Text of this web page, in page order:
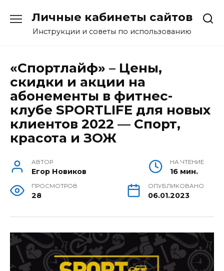
содержанию
Личные кабинеты сайтов
Инструкции и советы по использованию
«Спортлайф» – Цены,
скидки и акции на
абонементы в фитнес-
клубе SPORTLIFE для новых
клиентов 2022 — Спорт,
красота и ЗОЖ
АВТОР
Егор Новиков
НА ЧТЕНИЕ
16 мин.
ПРОСМОТРОВ
28
ОПУБЛИКОВАНО
06.01.2023